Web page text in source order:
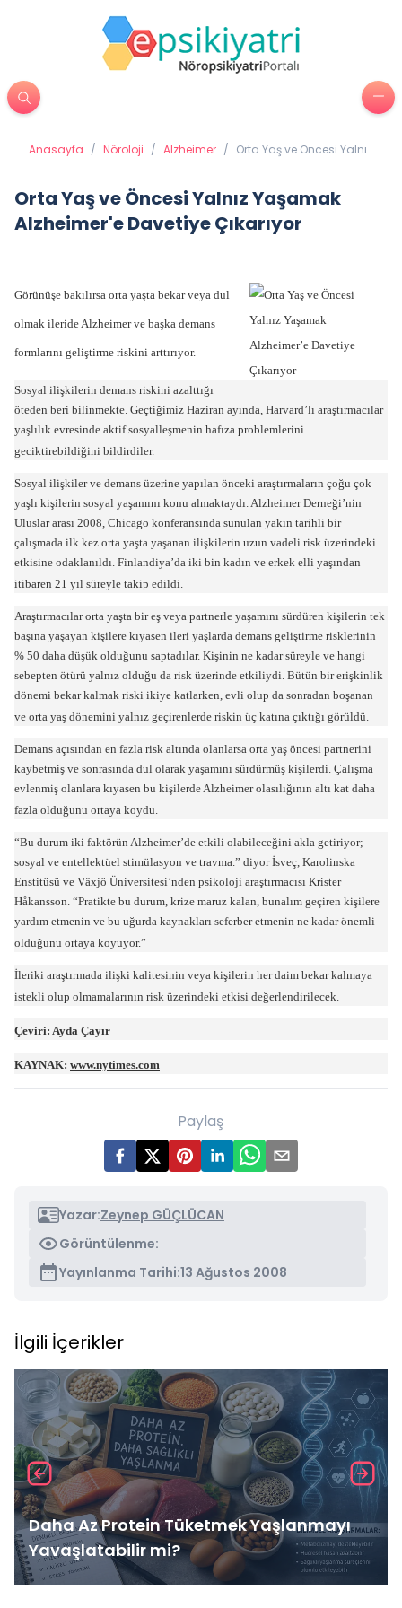
Anasayfa / Nöroloji / Alzheimer / Orta Yaş ve Öncesi Yalnız
Orta Yaş ve Öncesi Yalnız Yaşamak
Alzheimer'e Davetiye Çıkarıyor
Görünüşe bakılırsa orta yaşta bekar veya dul
olmak ileride Alzheimer ve başka demans
formlarını geliştirme riskini arttırıyor.
Sosyal ilişkilerin demans riskini azalttığı
öteden beri bilinmekte. Geçtiğimiz Haziran ayında, Harvard’lı araştırmacılar
yaşlılık evresinde aktif sosyalleşmenin hafıza problemlerini
geciktirebildiğini bildirdiler.
Sosyal ilişkiler ve demans üzerine yapılan önceki araştırmaların çoğu çok
yaşlı kişilerin sosyal yaşamını konu almaktaydı. Alzheimer Derneği’nin
Uluslar arası 2008, Chicago konferansında sunulan yakın tarihli bir
çalışmada ilk kez orta yaşta yaşanan ilişkilerin uzun vadeli risk üzerindeki
etkisine odaklanıldı. Finlandiya’da iki bin kadın ve erkek elli yaşından
itibaren 21 yıl süreyle takip edildi.
Araştırmacılar orta yaşta bir eş veya partnerle yaşamını sürdüren kişilerin tek
başına yaşayan kişilere kıyasen ileri yaşlarda demans geliştirme risklerinin
% 50 daha düşük olduğunu saptadılar. Kişinin ne kadar süreyle ve hangi
sebepten ötürü yalnız olduğu da risk üzerinde etkiliydi. Bütün bir erişkinlik
dönemi bekar kalmak riski ikiye katlarken, evli olup da sonradan boşanan
ve orta yaş dönemini yalnız geçirenlerde riskin üç katına çıktığı görüldü.
Demans açısından en fazla risk altında olanlarsa orta yaş öncesi partnerini
kaybetmiş ve sonrasında dul olarak yaşamını sürdürmüş kişilerdi. Çalışma
evlenmiş olanlara kıyasen bu kişilerde Alzheimer olasılığının altı kat daha
fazla olduğunu ortaya koydu.
“Bu durum iki faktörün Alzheimer’de etkili olabileceğini akla getiriyor;
sosyal ve entellektüel stimülasyon ve travma.” diyor İsveç, Karolinska
Enstitüsü ve Växjö Üniversitesi’nden psikoloji araştırmacısı Krister
Håkansson. “Pratikte bu durum, krize maruz kalan, bunalım geçiren kişilere
yardım etmenin ve bu uğurda kaynakları seferber etmenin ne kadar önemli
olduğunu ortaya koyuyor.”
İleriki araştırmada ilişki kalitesinin veya kişilerin her daim bekar kalmaya
istekli olup olmamalarının risk üzerindeki etkisi değerlendirilecek.
Çeviri: Ayda Çayır
KAYNAK: www.nytimes.com
Paylaş
Yazar:Zeynep GÜÇLÜCAN
Görüntülenme:
Yayınlanma Tarihi:13 Ağustos 2008
İlgili İçerikler
Daha Az Protein Tüketmek Yaşlanmayı
Yavaşlatabilir mi?